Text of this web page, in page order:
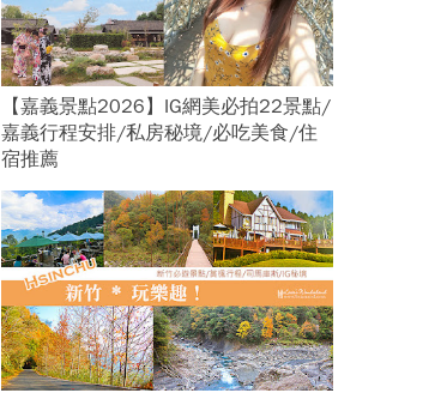
【嘉義景點2026】IG網美必拍22景點/
嘉義行程安排/私房秘境/必吃美食/住
宿推薦